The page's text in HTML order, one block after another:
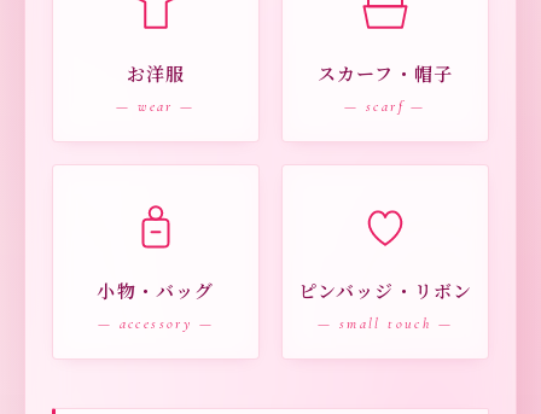
お洋服
— wear —
スカーフ・帽子
— scarf —
小物・バッグ
— accessory —
ピンバッジ・リボン
— small touch —